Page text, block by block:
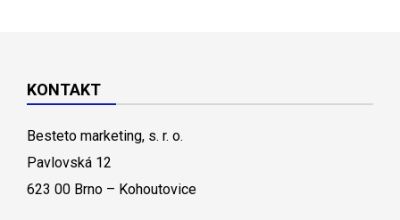
KONTAKT
Besteto marketing, s. r. o.
Pavlovská 12
623 00 Brno – Kohoutovice